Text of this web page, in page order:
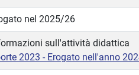
nel 2025/26
sull'attività didattica
2023 - Erogato nell'anno